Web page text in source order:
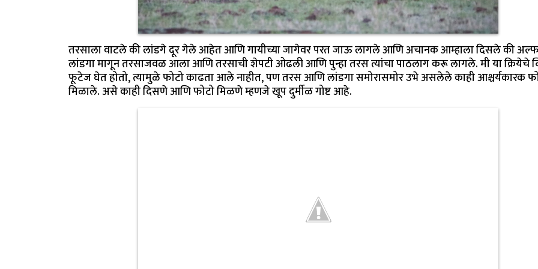
तरसाला वाटले की लांडगे दूर गेले आहेत आणि गायीच्या जागेवर परत जाऊ लागले आणि अचानक आम्हाला दिसले की
लांडगा मागून तरसाजवळ आला आणि तरसाची शेपटी ओढली आणि पुन्हा तरस त्यांचा पाठलाग करू लागले. मी या क्रियेचे
फूटेज घेत होतो, त्यामुळे फोटो काढता आले नाहीत, पण तरस आणि लांडगा समोरासमोर उभे असलेले काही आश्चर्यकारक
मिळाले. असे काही दिसणे आणि फोटो मिळणे म्हणजे खूप दुर्मीळ गोष्ट आहे.